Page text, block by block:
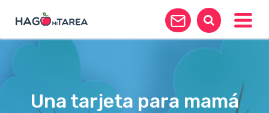
Una tarjeta para mamá